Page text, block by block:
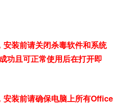
装前请关闭杀毒软件和系统
功且可正常使用后在打开即
安装前请确保电脑上所有Office